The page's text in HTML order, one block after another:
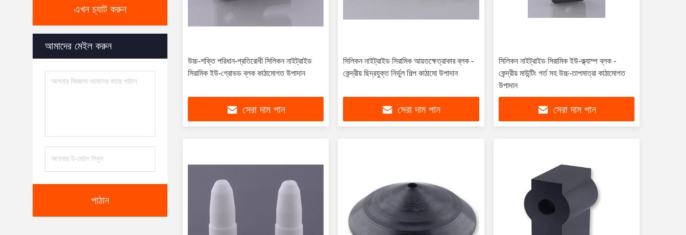
এখন চ্যাট করুন
আমাদের মেইল ​​করুন
পাঠান
উচ্চ-শক্তি পরিধান-প্রতিরোধী সিলিকন নাইট্রাইড
সিরামিক ইউ-গ্রোভড ব্লক কাঠামোগত উপাদান
সেরা দাম পান
সিলিকন নাইট্রাইড সিরামিক আয়তক্ষেত্রাকার ব্লক -
কেন্দ্রীয় ছিদ্রযুক্ত নির্ভুল শিল্প কাঠামো উপাদান
সেরা দাম পান
সিলিকন নাইট্রাইড সিরামিক ইউ-ক্ল্যাম্প ব্লক -
কেন্দ্রীয় মাউন্টিং গর্ত সহ উচ্চ-তাপমাত্রা কাঠামোগত
উপাদান
সেরা দাম পান